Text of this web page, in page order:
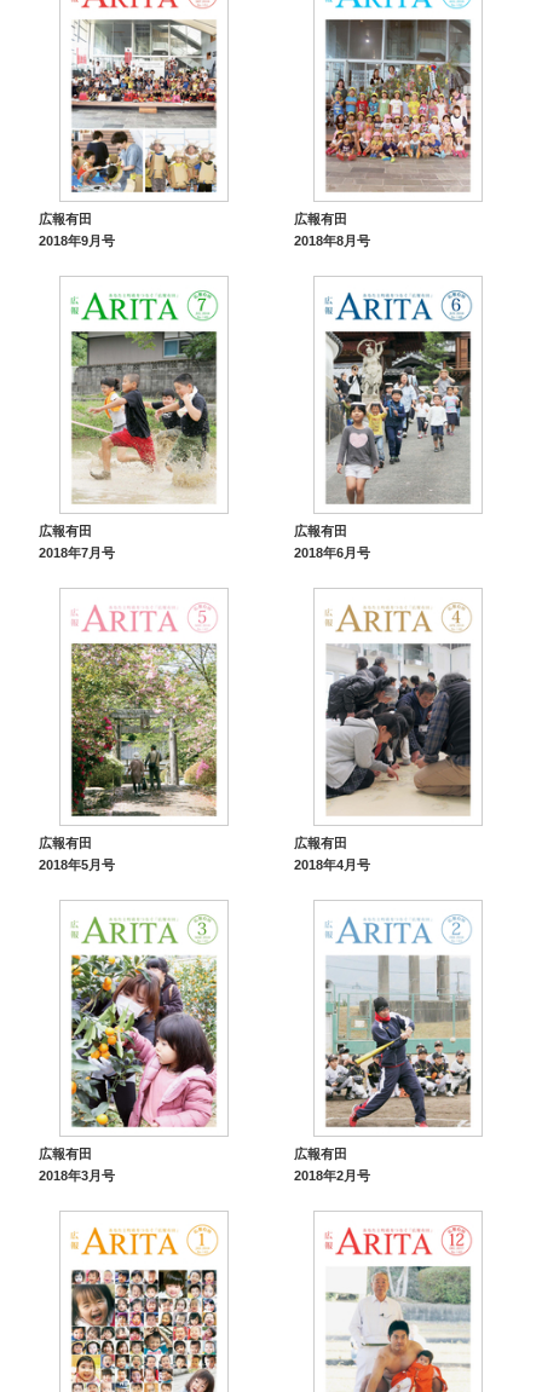
広報有田
2018年9月号
広報有田
2018年8月号
広報有田
2018年7月号
広報有田
2018年6月号
広報有田
2018年5月号
広報有田
2018年4月号
広報有田
2018年3月号
広報有田
2018年2月号